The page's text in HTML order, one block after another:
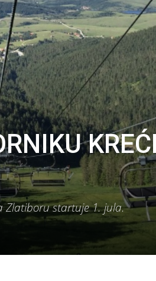
Zlatiboru startuje 1. jula.